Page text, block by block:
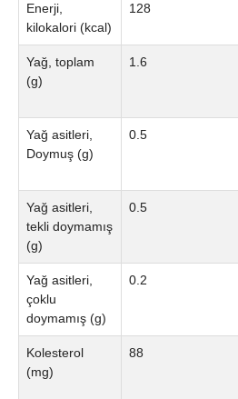
Enerji,
kilokalori (kcal)
128
Yağ, toplam
(g)
1.6
Yağ asitleri,
Doymuş (g)
0.5
Yağ asitleri,
tekli doymamış
(g)
0.5
Yağ asitleri,
çoklu
doymamış (g)
0.2
Kolesterol
(mg)
88